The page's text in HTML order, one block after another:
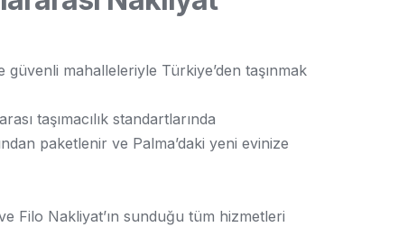
mahalleleriyle Türkiye’den taşınmak
taşımacılık standartlarında
paketlenir ve Palma’daki yeni evinize
Filo Nakliyat’ın sunduğu tüm hizmetleri